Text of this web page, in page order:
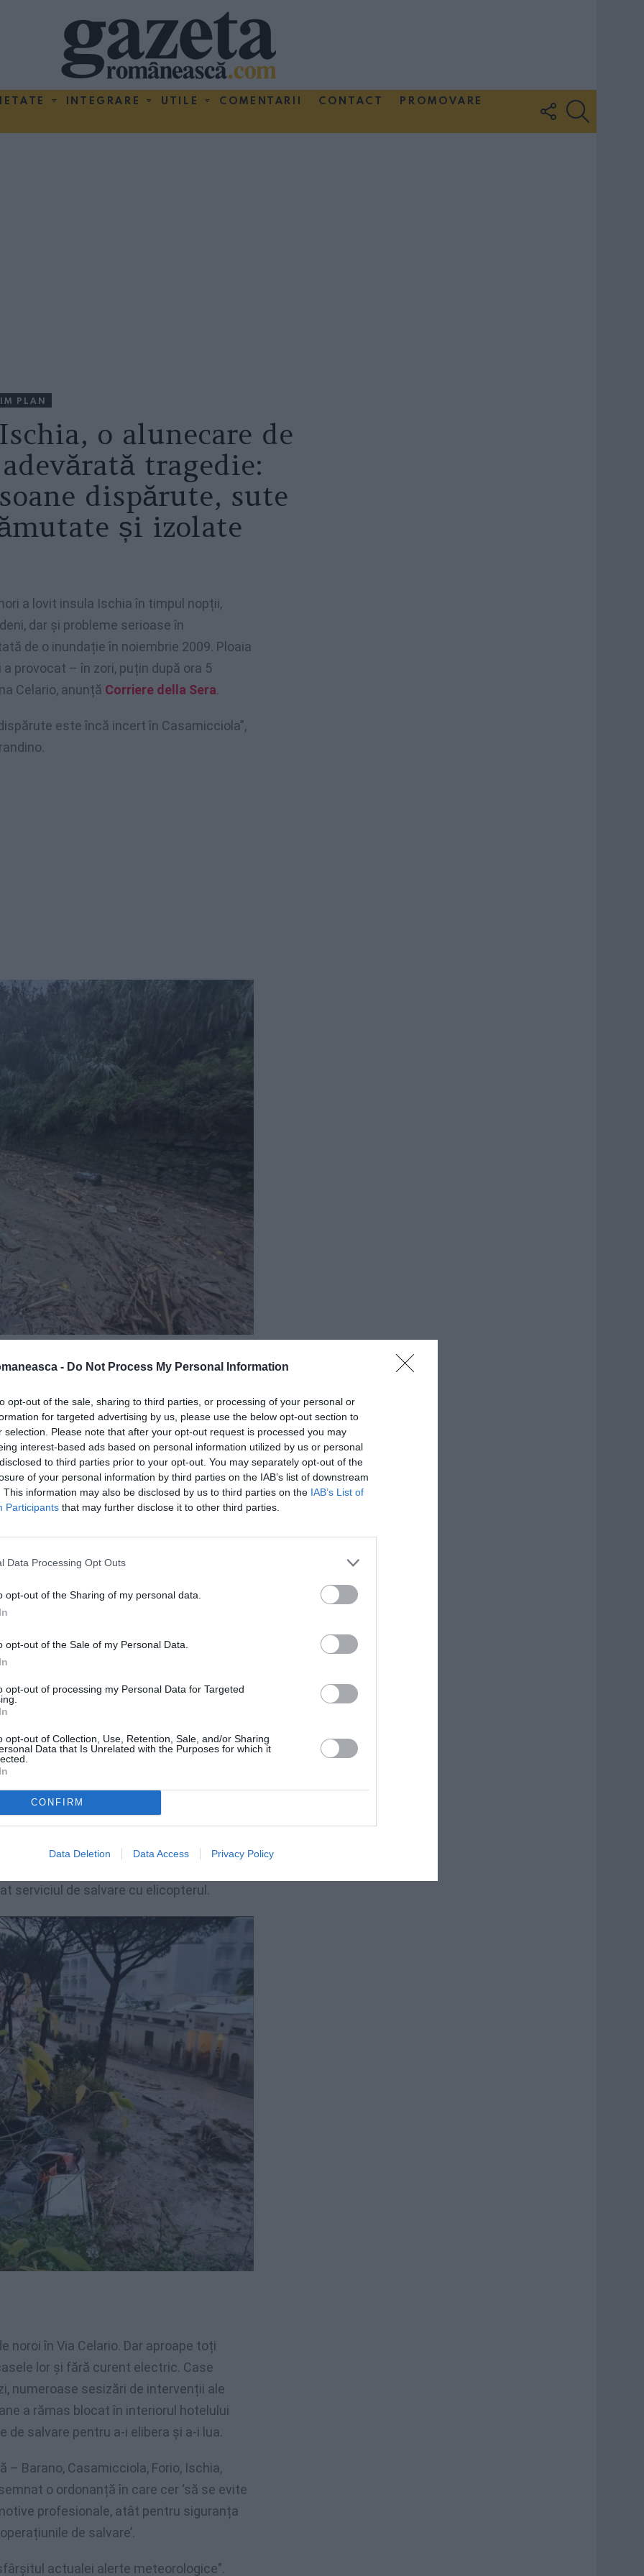
- Do Not Process My Personal Information
opt-out of the sale, sharing to third parties, or processing of your personal or
for targeted advertising by us, please use the below opt-out section to
selection. Please note that after your opt-out request is processed you may
interest-based ads based on personal information utilized by us or personal
to third parties prior to your opt-out. You may separately opt-out of the
of your personal information by third parties on the IAB’s list of downstream
This information may also be disclosed by us to third parties on the IAB’s List of
Participants that may further disclose it to other third parties.
Data Processing Opt Outs
opt-out of the Sharing of my personal data.
opt-out of the Sale of my Personal Data.
opt-out of processing my Personal Data for Targeted
opt-out of Collection, Use, Retention, Sale, and/or Sharing
Data that Is Unrelated with the Purposes for which it
CONFIRM
Data Deletion Data Access Privacy Policy
INTEGRARE UTILE COMENTARII CONTACT
PROMOVARE
FOLLOW
US
PLAN
o alunecare de
tragedie:
dispărute, sute
și izolate
a lovit insula Ischia în timpul nopții,
dar și probleme serioase în
de o inundație în noiembrie 2009. Ploaia
provocat – în zori, puțin după ora 5
Celario, anunță Corriere della Sera.
este încă incert în Casamicciola”,
ministrul Salvini:„Sunt deja opt morți”.
salvatori: este conștient și nu are răni
soț, o soție și un copil, sunt dispăruți. Nu
de 25 de ani care locuia într-una
Dar balanța celor dispăruți crește pe
sunt în prezent date dispărute. În plus,
într-un cod roșu la spitalul
de teren din Piazza Maio.
ajungă în zona cea mai afectată de
case măturate de alunecarea de
de la Protecția Civilă fac săpături în
această zonă, în amonte de Piazza Maio,
o mamă și doi copii care sunt dați
au fost încă găsite. Din cauza vremii
spre Napoli au fost întrerupte, în timp ce
aici au plecat primele echipe de salvare
serviciul de salvare cu elicopterul.
în Via Celario. Dar aproape toți
lor și fără curent electric. Case
numeroase sesizări de intervenții ale
a rămas blocat în interiorul hotelului
de salvare pentru a-i elibera și a-i lua.
– Barano, Casamicciola, Forio, Ischia,
o ordonanță în care cer ‘să se evite
profesionale, atât pentru siguranța
de salvare’.
actualei alerte meteorologice”.